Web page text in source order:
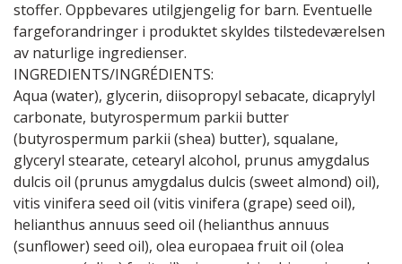
stoffer. Oppbevares utilgjengelig for barn. Eventuelle
fargeforandringer i produktet skyldes tilstedeværelsen
av naturlige ingredienser.
INGREDIENTS/INGRÉDIENTS:
Aqua (water), glycerin, diisopropyl sebacate, dicaprylyl
carbonate, butyrospermum parkii butter
(butyrospermum parkii (shea) butter), squalane,
glyceryl stearate, cetearyl alcohol, prunus amygdalus
dulcis oil (prunus amygdalus dulcis (sweet almond) oil),
vitis vinifera seed oil (vitis vinifera (grape) seed oil),
helianthus annuus seed oil (helianthus annuus
(sunflower) seed oil), olea europaea fruit oil (olea